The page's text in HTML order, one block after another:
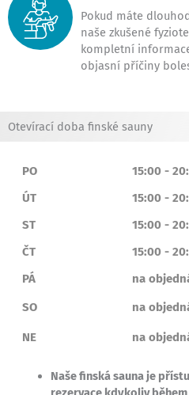
Pokud máte
naše zkušené
kompletní
objasní příčiny
Otevírací doba finské sauny
PO
15:00 -
ÚT
15:00 -
ST
15:00 -
ČT
15:00 -
PÁ
na
SO
na
NE na
Naše finská sauna je